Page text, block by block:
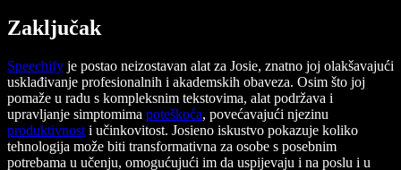
Zaključak
Speechify je postao neizostavan alat za Josie, znatno joj olakšavajući
usklađivanje profesionalnih i akademskih obaveza. Osim što joj
pomaže u radu s kompleksnim tekstovima, alat podržava i
upravljanje simptomima poteškoća, povećavajući njezinu
produktivnost i učinkovitost. Josieno iskustvo pokazuje koliko
tehnologija može biti transformativna za osobe s posebnim
potrebama u učenju, omogućujući im da uspijevaju i na poslu i u